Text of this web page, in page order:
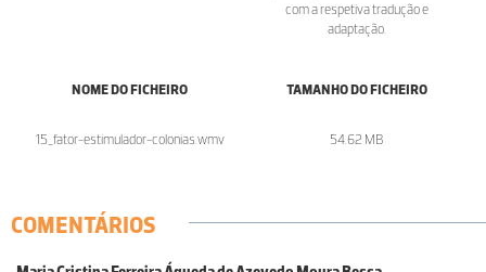
com a respetiva tradução e
adaptação.
NOME DO FICHEIRO
15_fator-estimulador-colonias.wmv
TAMANHO DO FICHEIRO
54.62 MB
COMENTÁRIOS